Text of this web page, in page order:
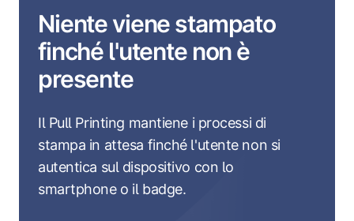
Niente viene stampato
finché l'utente non è
presente
Il Pull Printing mantiene i processi di
stampa in attesa finché l'utente non si
autentica sul dispositivo con lo
smartphone o il badge.